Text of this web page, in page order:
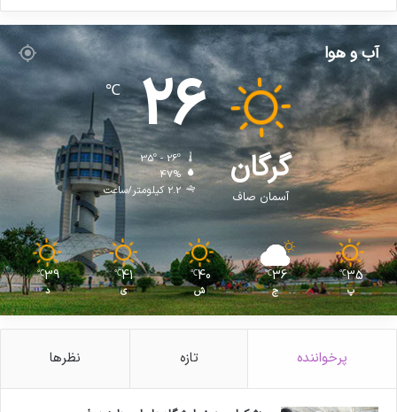
آب و هوا
گرگان
آسمان صاف
26
℃
35º - 26º
47%
2.2 کیلومتر/ساعت
35
℃
پ
36
℃
ج
40
℃
ش
41
℃
ی
39
℃
د
پرخواننده تازه نظرها